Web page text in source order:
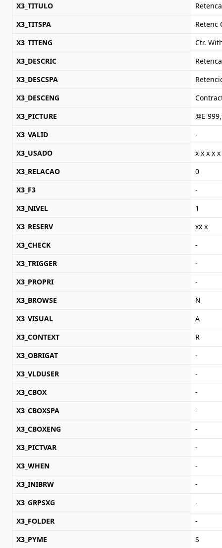
X3_TITULO
X3_TITSPA
Retenc
X3_TITENG
Ctr.
X3_DESCRIC
X3_DESCSPA
X3_DESCENG
X3_PICTURE
@E
X3_VALID
-
X3_USADO
x x x x
X3_RELACAO
0
X3_F3
-
X3_NIVEL
1
X3_RESERV
xx x
X3_CHECK
-
X3_TRIGGER
-
X3_PROPRI
-
X3_BROWSE
N
X3_VISUAL
A
X3_CONTEXT
R
X3_OBRIGAT
-
X3_VLDUSER
-
X3_CBOX
-
X3_CBOXSPA
-
X3_CBOXENG
-
X3_PICTVAR
-
X3_WHEN
-
X3_INIBRW
-
X3_GRPSXG
-
X3_FOLDER
-
X3_PYME
S